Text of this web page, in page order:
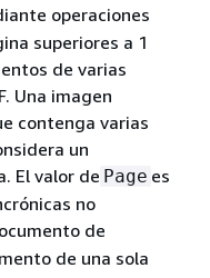
operaciones
superiores a 1
de varias
Una imagen
contenga varias
un
El valor de Page es
no
de
de una sola